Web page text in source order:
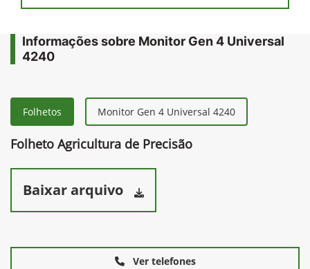
Informações sobre Monitor Gen 4 Universal
4240
Folhetos Monitor Gen 4 Universal 4240
Folheto Agricultura de Precisão
Baixar arquivo
Ver telefones